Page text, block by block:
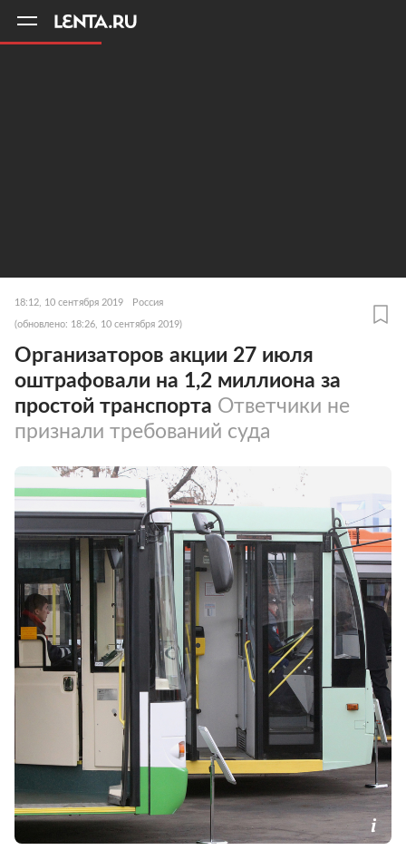
18:12, 10 сентября 2019 Россия
(обновлено: 18:26, 10 сентября 2019)
Организаторов акции 27 июля
оштрафовали на 1,2 миллиона за
простой транспорта Ответчики не
признали требований суда